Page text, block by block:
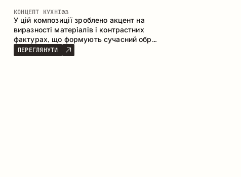
КОНЦЕПТ КУХНІ03
У цій композиції зроблено акцент на
виразності матеріалів і контрастних
фактурах, що формують сучасний образ
кухонного простору. Темне обвуглене
дерево, метал і керамограніт формують
ПЕРЕГЛЯНУТИ